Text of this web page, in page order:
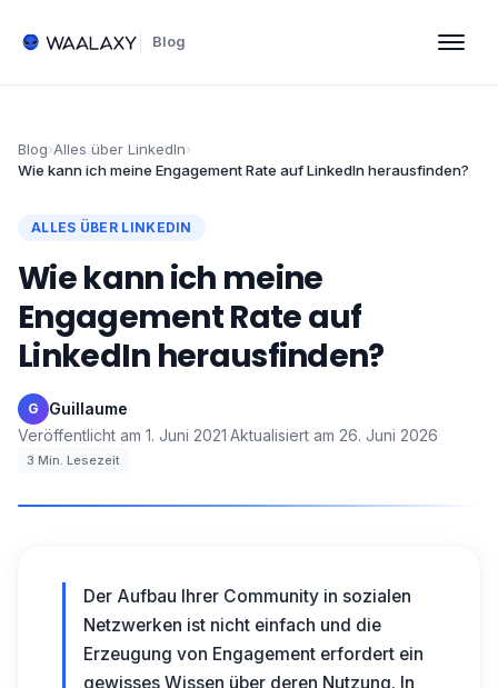
Blog
Blog›Alles über LinkedIn›
Wie kann ich meine Engagement Rate auf LinkedIn herausfinden?
ALLES ÜBER LINKEDIN
Wie kann ich meine
Engagement Rate auf
LinkedIn herausfinden?
G Guillaume·
Veröffentlicht am 1. Juni 2021·Aktualisiert am 26. Juni 2026·
3 Min. Lesezeit
Der Aufbau Ihrer Community in sozialen
Netzwerken ist nicht einfach und die
Erzeugung von Engagement erfordert ein
gewisses Wissen über deren Nutzung. In